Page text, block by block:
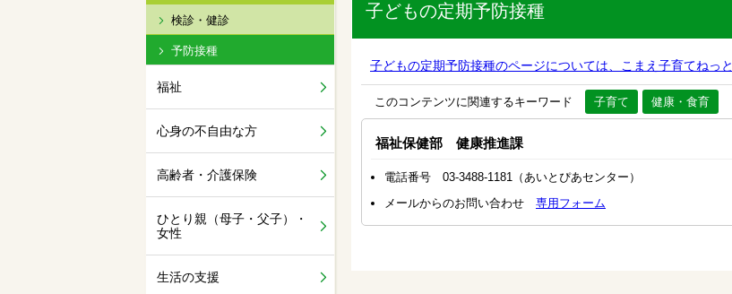
検診・健診
予防接種
福祉
心身の不自由な方
高齢者・介護保険
ひとり親（母子・父子）・
女性
生活の支援
子どもの定期予防接種
子どもの定期予防接種のページについては、こまえ子育てねっと
このコンテンツに関連するキーワード 子育て 健康・食育
福祉保健部 健康推進課
電話番号 03-3488-1181（あいとぴあセンター）
メールからのお問い合わせ 専用フォーム